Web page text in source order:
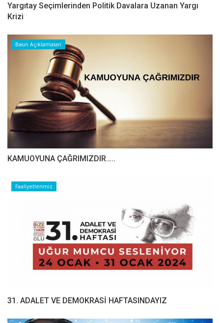
Yargıtay Seçimlerinden Politik Davalara Uzanan Yargı
Krizi
Basın Açıklamaları
​​​​​​​KAMUOYUNA ÇAĞRIMIZDIR…..
Faaliyetlerimiz
31. ADALET VE DEMOKRASİ HAFTASINDAYIZ